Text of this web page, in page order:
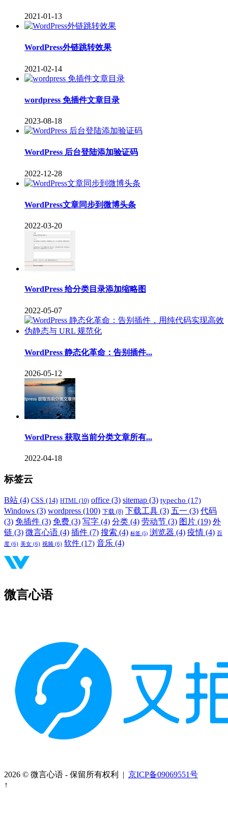
2021-01-13
WordPress外链跳转效果
2021-02-14
wordpress 免插件文章目录
2023-08-18
WordPress 后台登陆添加验证码
2022-12-28
WordPress文章同步到微博头条
2022-03-20
WordPress 给分类目录添加缩略图
2022-05-07
WordPress 静态化革命：告别插件...
2026-05-12
WordPress 获取当前分类文章所有...
2022-04-18
标签云
B站 (4) CSS (14) HTML (10) office (3) sitemap (3) typecho (17)
Windows (3) wordpress (100) 下载 (8) 下载工具 (3) 五一 (3) 代码
(3) 免插件 (3) 免费 (3) 写字 (4) 分类 (4) 劳动节 (3) 图片 (19) 外
链 (3) 微言心语 (4) 插件 (7) 搜索 (4) 标签 (5) 浏览器 (4) 疫情 (4) 百
度 (6) 美女 (6) 视频 (6) 软件 (17) 音乐 (4)
微言心语
2026 © 微言心语 - 保留所有权利 | 京ICP备09069551号
↑